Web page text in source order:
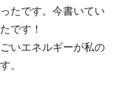
たです。今書いてい
です！
いエネルギーが私の
。